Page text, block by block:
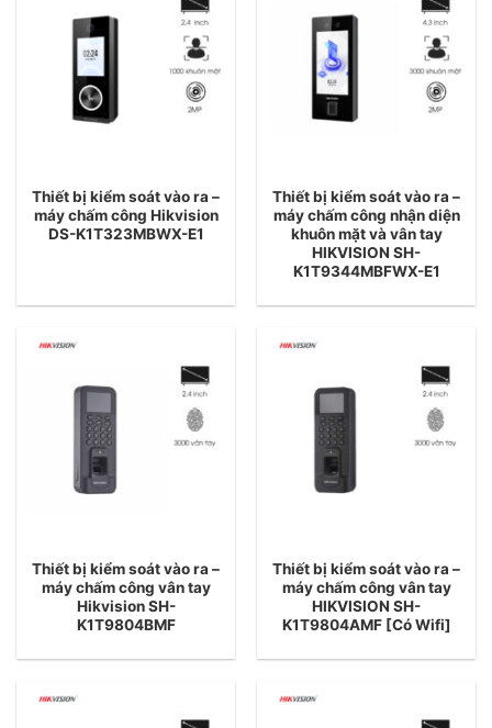
Thiết bị kiểm soát vào ra –
máy chấm công Hikvision
DS-K1T323MBWX-E1
Thiết bị kiểm soát vào ra –
máy chấm công nhận diện
khuôn mặt và vân tay
HIKVISION SH-
K1T9344MBFWX-E1
Thiết bị kiểm soát vào ra –
máy chấm công vân tay
Hikvision SH-
K1T9804BMF
Thiết bị kiểm soát vào ra –
máy chấm công vân tay
HIKVISION SH-
K1T9804AMF [Có Wifi]